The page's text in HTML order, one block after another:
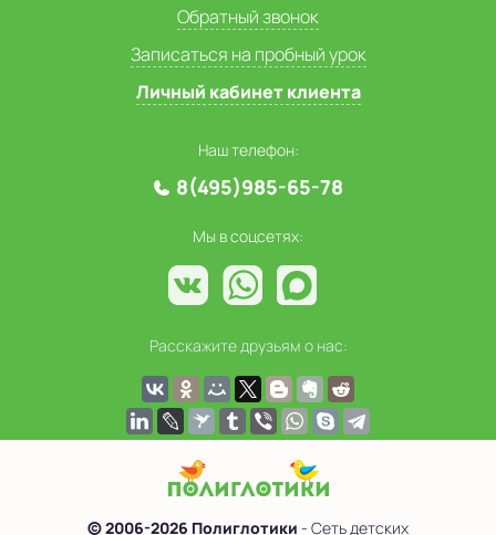
Обратный звонок
Записаться на пробный урок
Личный кабинет клиента
Наш телефон:
8(495)985-65-78
Мы в соцсетях:
Расскажите друзьям о нас:
© 2006-2026 Полиглотики - Сеть детских